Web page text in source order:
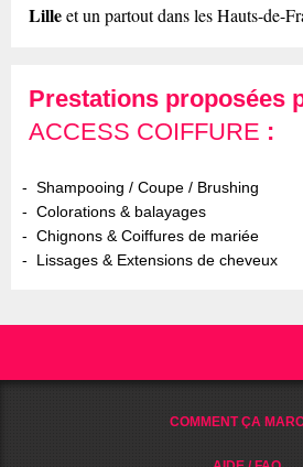
Lilleet un partout dans les Hauts-de-
Prestations proposées
ACCESS COIFFURE :
Shampooing / Coupe / Brushing
Colorations & balayages
Chignons & Coiffures de mariée
Lissages & Extensions de cheveux
COMMENT ÇA